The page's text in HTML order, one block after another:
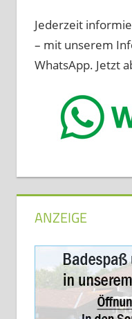
Jederzeit
– mit unserem
WhatsApp. Jetzt
ANZEIGE